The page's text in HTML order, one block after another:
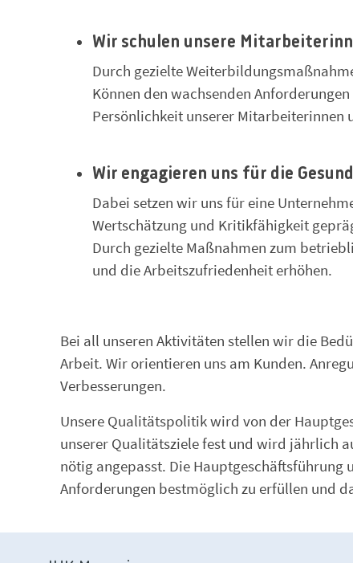
Wir schulen unsere
Durch gezielte
Können den wachsenden
Persönlichkeit unserer Mitarbeiterinnen
Wir engagieren uns für die
Dabei setzen wir uns für eine
Wertschätzung und Kritikfähigkeit
Durch gezielte Maßnahmen zum
und die Arbeitszufriedenheit erhöhen.
Bei all unseren Aktivitäten stellen wir die
Arbeit. Wir orientieren uns am Kunden.
Verbesserungen.
Unsere Qualitätspolitik wird von der
unserer Qualitätsziele fest und wird jährlich
nötig angepasst. Die
Anforderungen bestmöglich zu erfüllen und